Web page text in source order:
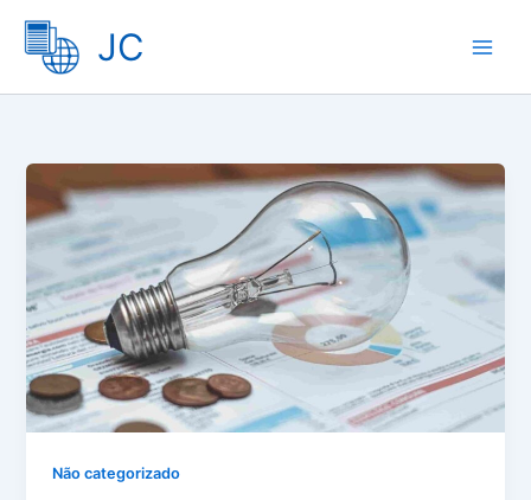
para
conteúdo
JC
Não categorizado